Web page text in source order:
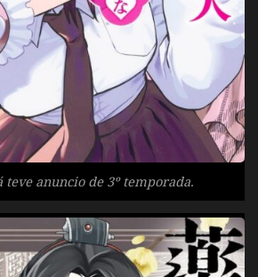
teve anuncio de 3º temporada.